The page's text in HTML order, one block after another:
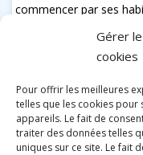
Gérer
cookies
Pour offrir les meilleures
telles que les cookies
appareils. Le fait de
traiter des données telles
uniques sur ce site. Le fait
commencer par ses